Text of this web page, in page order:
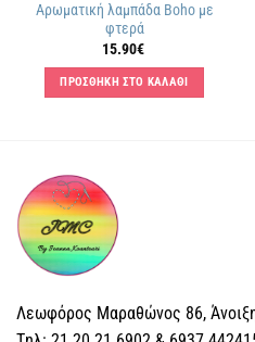
Αρωματική λαμπάδα Boho με
φτερά
15.90€
ΠΡΟΣΘΗΚΗ ΣΤΟ ΚΑΛΑΘΙ
Λεωφόρος Μαραθώνος 86,